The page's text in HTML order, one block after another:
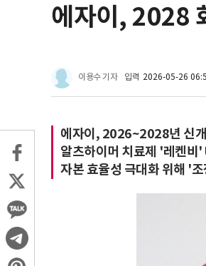
에자이, 2028
이용수 기자 입력 2026-05-26
에자이, 2026~2028년 신
알츠하이머 치료제 '레켄비
자본 효율성 극대화 위해 '